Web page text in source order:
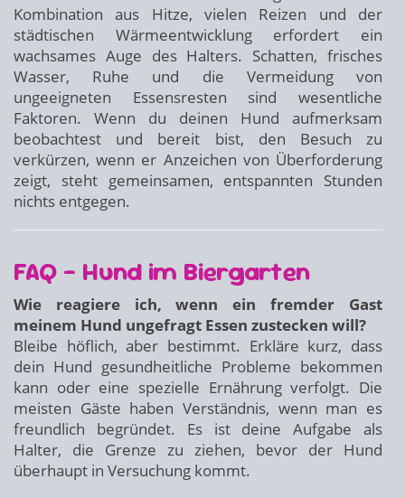
Kombination aus Hitze, vielen Reizen und der
städtischen Wärmeentwicklung erfordert ein
wachsames Auge des Halters. Schatten, frisches
Wasser, Ruhe und die Vermeidung von
ungeeigneten Essensresten sind wesentliche
Faktoren. Wenn du deinen Hund aufmerksam
beobachtest und bereit bist, den Besuch zu
verkürzen, wenn er Anzeichen von Überforderung
zeigt, steht gemeinsamen, entspannten Stunden
nichts entgegen.
FAQ – Hund im Biergarten
Wie reagiere ich, wenn ein fremder Gast
meinem Hund ungefragt Essen zustecken will?
Bleibe höflich, aber bestimmt. Erkläre kurz, dass
dein Hund gesundheitliche Probleme bekommen
kann oder eine spezielle Ernährung verfolgt. Die
meisten Gäste haben Verständnis, wenn man es
freundlich begründet. Es ist deine Aufgabe als
Halter, die Grenze zu ziehen, bevor der Hund
überhaupt in Versuchung kommt.